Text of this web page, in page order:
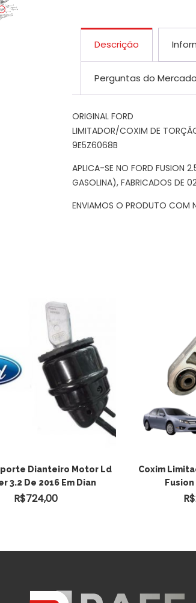
Descrição
Perguntas do
ORIGINAL FORD
LIMITADOR/COXIM DE
9E5Z6068B
APLICA-SE NO FORD FUSION
GASOLINA), FABRICADOS DE
ENVIAMOS O PRODUTO COM
Dianteiro Motor Ld
3.2 De 2016 Em Dian
R$724,00
Coxim
R$